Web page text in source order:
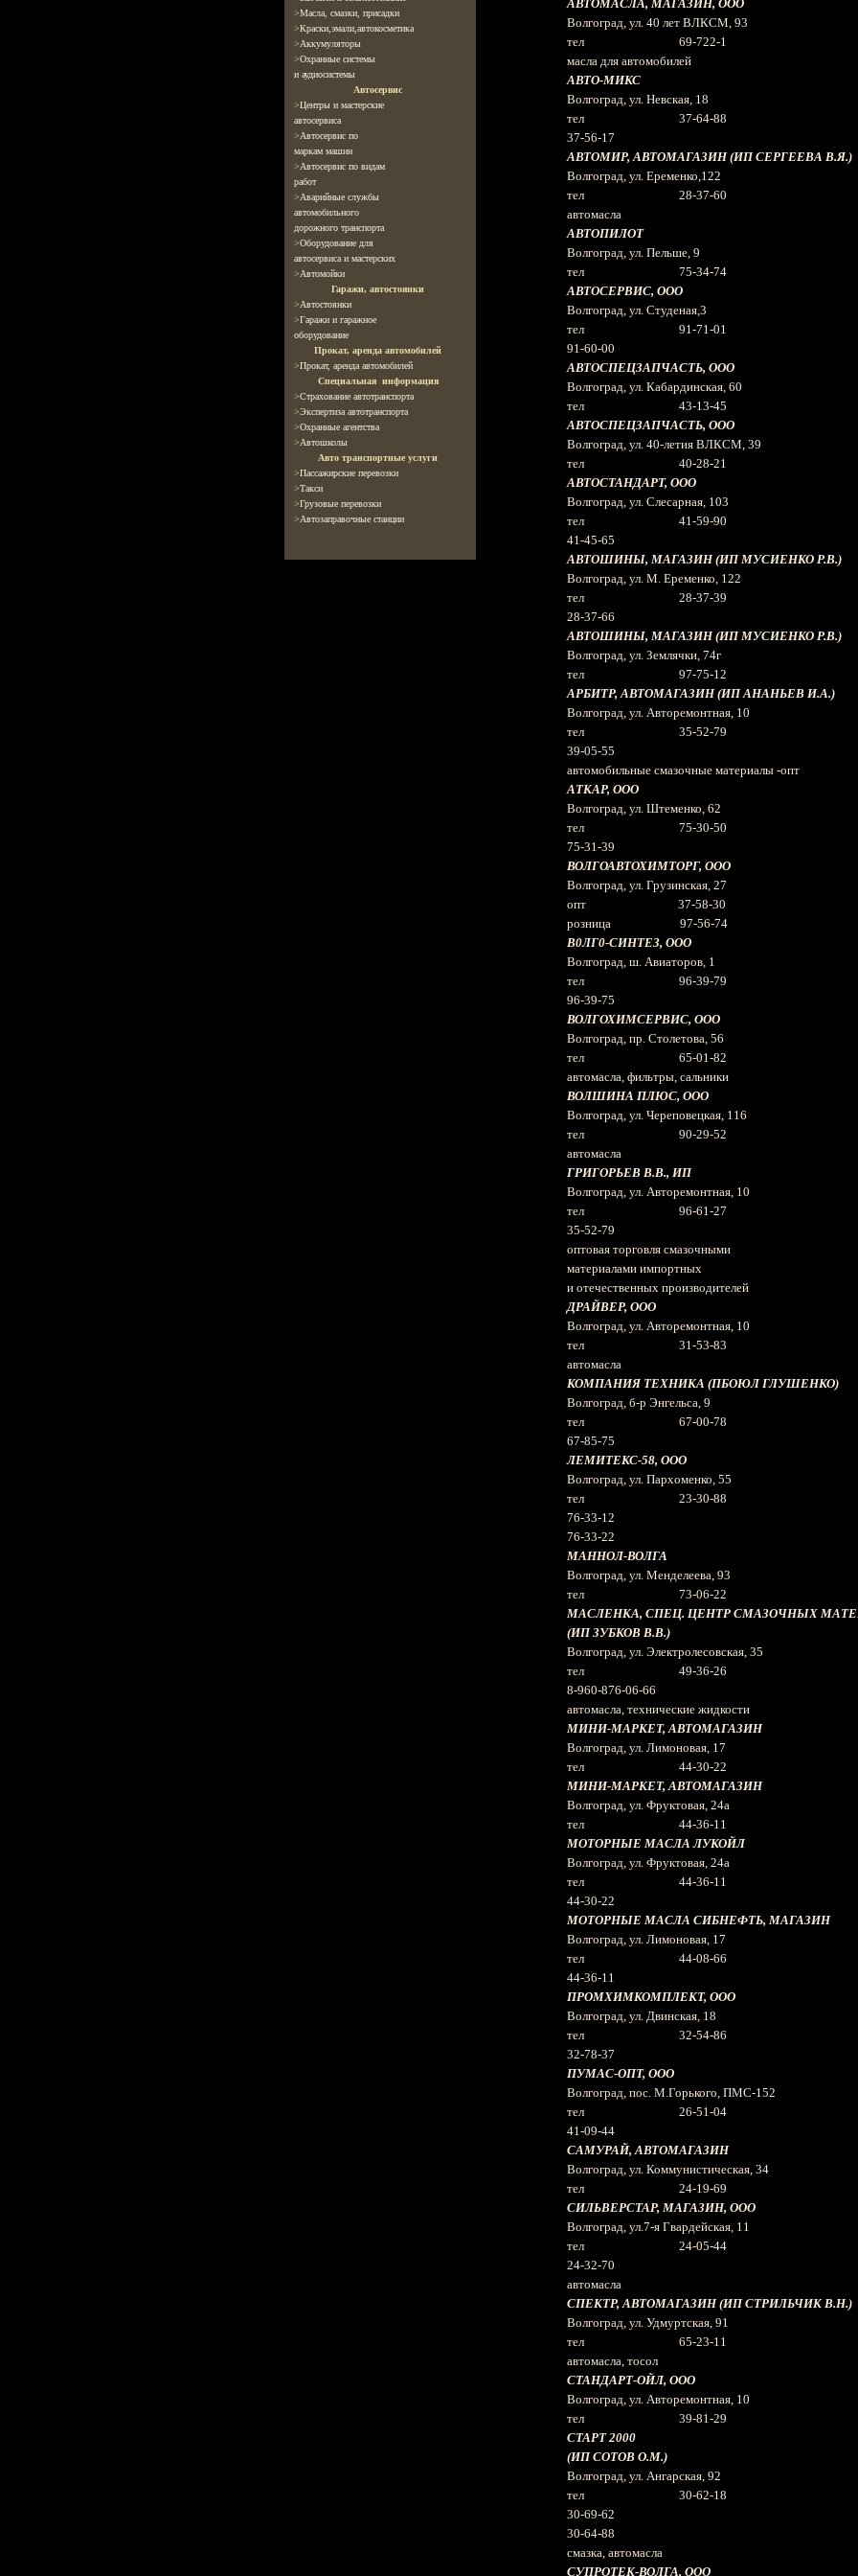
>Масла, смазки, присадки
>Краски,эмали,автокосметика
>Аккумуляторы
>Охранные системы
и аудиосистемы
Автосервис
>Центры и мастерские
автосервиса
>Автосервис по
маркам машин
>Автосервис по видам
работ
>Аварийные службы
автомобильного
дорожного транспорта
>Оборудование для
автосервиса и мастерских
>Автомойки
Гаражи, автостоянки
>Автостоянки
>Гаражи и гаражное
оборудование
Прокат, аренда автомобилей
>Прокат, аренда автомобилей
Специальная информация
>Страхование автотранспорта
>Экспертиза автотранспорта
>Охранные агентства
>Автошколы
Авто транспортные услуги
>Пассажирские перевозки
>Такси
>Грузовые перевозки
>Автозаправочные станции
АВТОМАСЛА, МАГАЗИН, ООО
Волгоград, ул. 40 лет ВЛКСМ, 93
тел 69-722-1
масла для автомобилей
АВТО-МИКС
Волгоград, ул. Невская, 18
тел 37-64-88
37-56-17
АВТОМИР, АВТОМАГАЗИН (ИП СЕРГЕЕВА В.Я.)
Волгоград, ул. Еременко,122
тел 28-37-60
автомасла
АВТОПИЛОТ
Волгоград, ул. Пельше, 9
тел 75-34-74
АВТОСЕРВИС, ООО
Волгоград, ул. Студеная,3
тел 91-71-01
91-60-00
АВТОСПЕЦЗАПЧАСТЬ, ООО
Волгоград, ул. Кабардинская, 60
тел 43-13-45
АВТОСПЕЦЗАПЧАСТЬ, ООО
Волгоград, ул. 40-летия ВЛКСМ, 39
тел 40-28-21
АВТОСТАНДАРТ, ООО
Волгоград, ул. Слесарная, 103
тел 41-59-90
41-45-65
АВТОШИНЫ, МАГАЗИН (ИП МУСИЕНКО Р.В.)
Волгоград, ул. М. Еременко, 122
тел 28-37-39
28-37-66
АВТОШИНЫ, МАГАЗИН (ИП МУСИЕНКО Р.В.)
Волгоград, ул. Землячки, 74г
тел 97-75-12
АРБИТР, АВТОМАГАЗИН (ИП АНАНЬЕВ И.А.)
Волгоград, ул. Авторемонтная, 10
тел 35-52-79
39-05-55
автомобильные смазочные материалы -опт
АТКАР, ООО
Волгоград, ул. Штеменко, 62
тел 75-30-50
75-31-39
ВОЛГОАВТОХИМТОРГ, ООО
Волгоград, ул. Грузинская, 27
опт 37-58-30
розница 97-56-74
В0ЛГ0-СИНТЕЗ, ООО
Волгоград, ш. Авиаторов, 1
тел 96-39-79
96-39-75
ВОЛГОХИМСЕРВИС, ООО
Волгоград, пр. Столетова, 56
тел 65-01-82
автомасла, фильтры, сальники
ВОЛШИНА ПЛЮС, ООО
Волгоград, ул. Череповецкая, 116
тел 90-29-52
автомасла
ГРИГОРЬЕВ В.В., ИП
Волгоград, ул. Авторемонтная, 10
тел 96-61-27
35-52-79
оптовая торговля смазочными
материалами импортных
и отечественных производителей
ДРАЙВЕР, ООО
Волгоград, ул. Авторемонтная, 10
тел 31-53-83
автомасла
КОМПАНИЯ ТЕХНИКА (ПБОЮЛ ГЛУШЕНКО)
Волгоград, б-р Энгельса, 9
тел 67-00-78
67-85-75
ЛЕМИТЕКС-58, ООО
Волгоград, ул. Пархоменко, 55
тел 23-30-88
76-33-12
76-33-22
МАННОЛ-ВОЛГА
Волгоград, ул. Менделеева, 93
тел 73-06-22
МАСЛЕНКА, СПЕЦ. ЦЕНТР СМАЗОЧНЫХ
(ИП ЗУБКОВ В.В.)
Волгоград, ул. Электролесовская, 35
тел 49-36-26
8-960-876-06-66
автомасла, технические жидкости
МИНИ-МАРКЕТ, АВТОМАГАЗИН
Волгоград, ул. Лимоновая, 17
тел 44-30-22
МИНИ-МАРКЕТ, АВТОМАГАЗИН
Волгоград, ул. Фруктовая, 24а
тел 44-36-11
МОТОРНЫЕ МАСЛА ЛУКОЙЛ
Волгоград, ул. Фруктовая, 24а
тел 44-36-11
44-30-22
МОТОРНЫЕ МАСЛА СИБНЕФТЬ, МАГАЗИН
Волгоград, ул. Лимоновая, 17
тел 44-08-66
44-36-11
ПРОМХИМКОМПЛЕКТ, ООО
Волгоград, ул. Двинская, 18
тел 32-54-86
32-78-37
ПУМАС-ОПТ, ООО
Волгоград, пос. М.Горького, ПМС-152
тел 26-51-04
41-09-44
САМУРАЙ, АВТОМАГАЗИН
Волгоград, ул. Коммунистическая, 34
тел 24-19-69
СИЛЬВЕРСТАР, МАГАЗИН, ООО
Волгоград, ул.7-я Гвардейская, 11
тел 24-05-44
24-32-70
автомасла
СПЕКТР, АВТОМАГАЗИН (ИП СТРИЛЬЧИК В.Н.)
Волгоград, ул. Удмуртская, 91
тел 65-23-11
автомасла, тосол
СТАНДАРТ-ОЙЛ, ООО
Волгоград, ул. Авторемонтная, 10
тел 39-81-29
СТАРТ 2000
(ИП СОТОВ О.М.)
Волгоград, ул. Ангарская, 92
тел 30-62-18
30-69-62
30-64-88
смазка, автомасла
СУПРОТЕК-ВОЛГА, ООО